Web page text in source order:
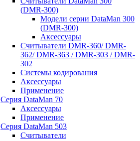
(DMR-300)
Модели серии DataMan 300
(DMR-300)
Аксессуары
Считыватели DMR-360/ DMR-
362/ DMR-363 / DMR-303 / DMR-
302
Системы кодирования
Аксессуары
Применение
Серия DataMan 70
Аксессуары
Применение
Серия DataMan 503
Считыватели